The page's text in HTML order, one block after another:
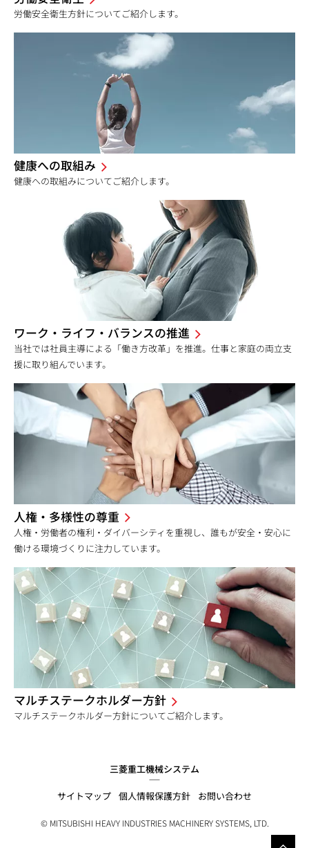
労働安全衛生方針についてご紹介します。
健康への取組み
健康への取組みについてご紹介します。
ワーク・ライフ・バランスの推進
当社では社員主導による「働き方改革」を推進。仕事と家庭の両立支
援に取り組んでいます。
人権・多様性の尊重
人権・労働者の権利・ダイバーシティを重視し、誰もが安全・安心に
働ける環境づくりに注力しています。
マルチステークホルダー方針
マルチステークホルダー方針についてご紹介します。
三菱重工機械システム
サイトマップ 個人情報保護方針 お問い合わせ
© MITSUBISHI HEAVY INDUSTRIES MACHINERY SYSTEMS, LTD.